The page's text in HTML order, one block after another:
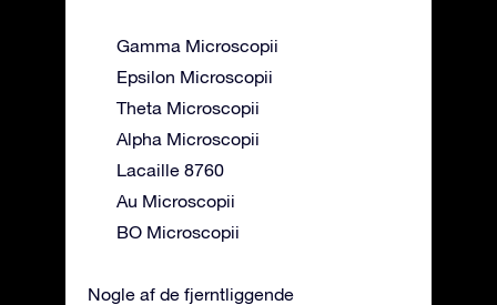
Gamma Microscopii
Epsilon Microscopii
Theta Microscopii
Alpha Microscopii
Lacaille 8760
Au Microscopii
BO Microscopii
Nogle af de fjerntliggende